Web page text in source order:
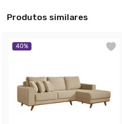
Produtos similares
40%